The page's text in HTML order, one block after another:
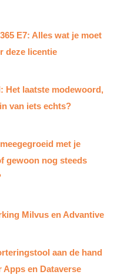
E7: Alles wat je moet
deze licentie
Het laatste modewoord,
van iets echts?
met je
gewoon nog steeds
Milvus en Advantive​
aan de hand
Apps en Dataverse​